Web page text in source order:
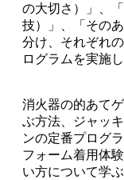
の大切さ）」、
技）」、「その
分け、それぞれ
ログラムを実施し
消火器の的あて
ぶ方法、ジャッ
ンの定番プログ
フォーム着用体
い方について学